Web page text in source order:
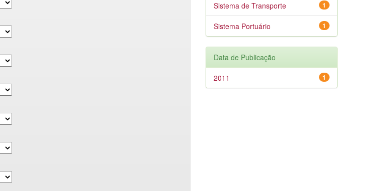
1
Sistema de Transporte
1
Sistema Portuário
Data de Publicação
1
2011